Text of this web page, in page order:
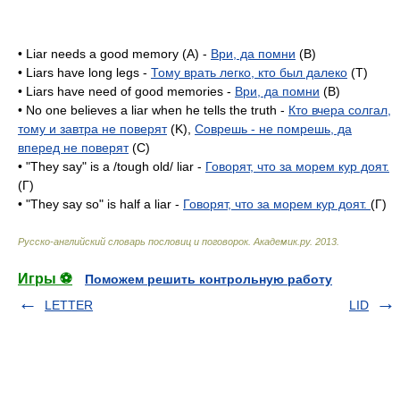
• Liar needs a good memory (A) - Ври, да помни (B)
• Liars have long legs - Тому врать легко, кто был далеко (T)
• Liars have need of good memories - Ври, да помни (B)
• No one believes a liar when he tells the truth - Кто вчера солгал,
тому и завтра не поверят(K), Соврешь - не помрешь, да
вперед не поверят(C)
• "They say" is a /tough old/ liar - Говорят, что за морем кур доят.
(Г)
• "They say so" is half a liar - Говорят, что за морем кур доят. (Г)
Русско-английский словарь пословиц и поговорок. Академик.ру. 2013
Игры ⚽
Поможем решить контрольную работу
LETTER
LID